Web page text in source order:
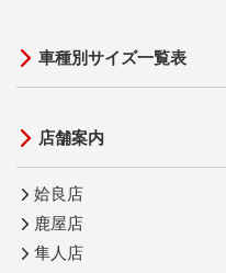
車種別サイズ一覧表
店舗案内
姶良店
鹿屋店
隼人店